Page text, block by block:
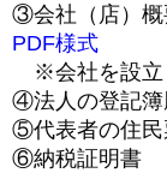
③会社（店）概
PDF様式
※会社を設立
④法人の登記簿
⑤代表者の住
⑥納税証明書